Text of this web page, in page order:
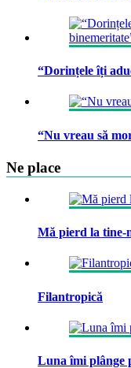
“Dorințele îți
“Nu vreau să
Ne place
Mă pierd la tine-
Filantropică
Luna îmi plânge